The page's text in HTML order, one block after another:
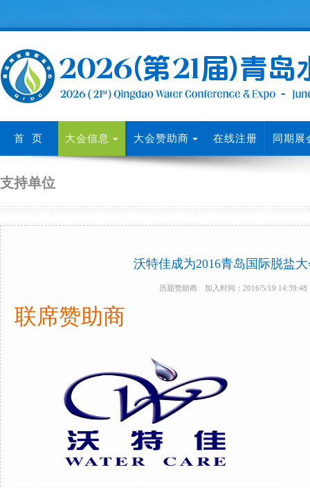
首 页 大会信息 大会赞助商 在线注册 同期
支持单位
沃特佳成为2016青岛国际脱盐
历届赞助商 加入时间：2016/5/19
联席赞助商